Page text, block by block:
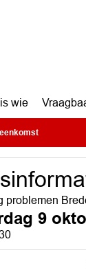
wie
problemen
9